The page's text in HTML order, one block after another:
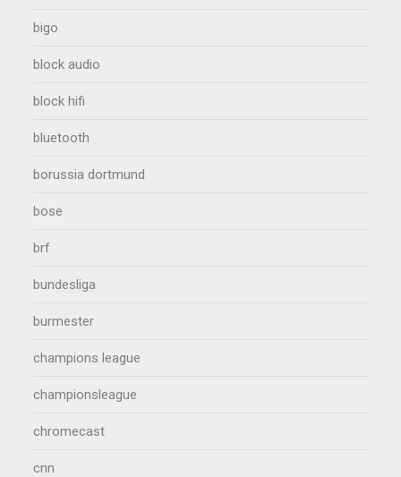
bigo
block audio
block hifi
bluetooth
borussia dortmund
bose
brf
bundesliga
burmester
champions league
championsleague
chromecast
cnn